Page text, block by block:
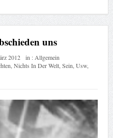
uns
2012 in : Allgemein
Nichts In Der Welt, Sein Usw,